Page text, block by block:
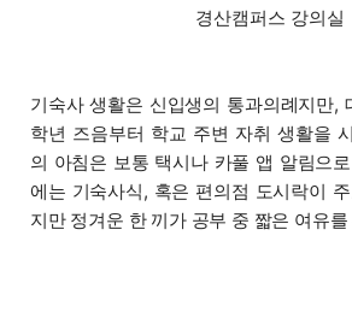
경산캠퍼스 강의실
기숙사 생활은 신입생의 통과의례지만,
학년 즈음부터 학교 주변 자취 생활을
의 아침은 보통 택시나 카풀 앱 알림으
에는 기숙사식, 혹은 편의점 도시락이
지만 정겨운 한 끼가 공부 중 짧은 여유